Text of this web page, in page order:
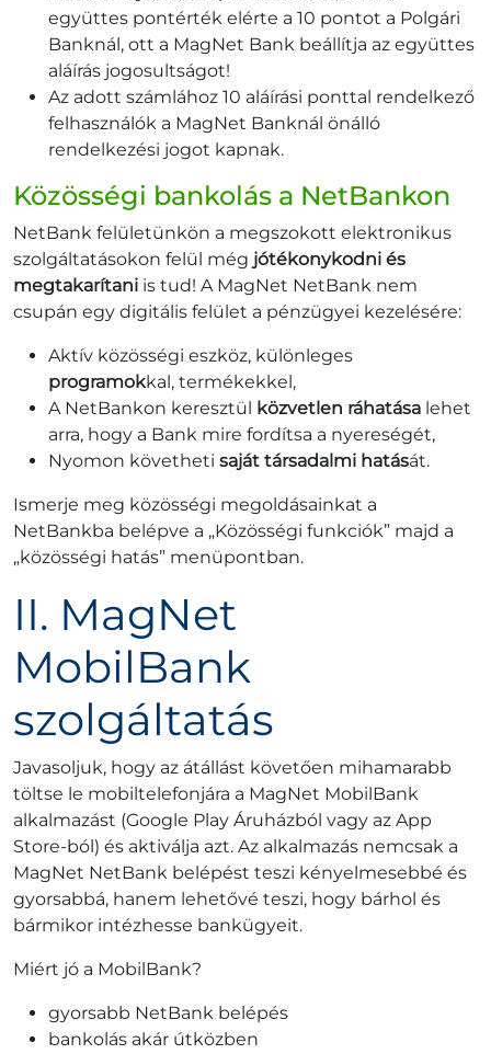
együttes pontérték elérte a 10 pontot a Polgári
Banknál, ott a MagNet Bank beállítja az együttes
aláírás jogosultságot!
Az adott számlához 10 aláírási ponttal rendelkező
felhasználók a MagNet Banknál önálló
rendelkezési jogot kapnak.
Közösségi bankolás a NetBankon
NetBank felületünkön a megszokott elektronikus
szolgáltatásokon felül még jótékonykodni és
megtakarítani is tud! A MagNet NetBank nem
csupán egy digitális felület a pénzügyei kezelésére:
Aktív közösségi eszköz, különleges
programokkal, termékekkel,
A NetBankon keresztül közvetlen ráhatása lehet
arra, hogy a Bank mire fordítsa a nyereségét,
Nyomon követheti saját társadalmi hatását.
Ismerje meg közösségi megoldásainkat a
NetBankba belépve a „Közösségi funkciók” majd a
„közösségi hatás” menüpontban.
II. MagNet
MobilBank
szolgáltatás
Javasoljuk, hogy az átállást követően mihamarabb
töltse le mobiltelefonjára a MagNet MobilBank
alkalmazást (Google Play Áruházból vagy az App
Store-ból) és aktiválja azt. Az alkalmazás nemcsak a
MagNet NetBank belépést teszi kényelmesebbé és
gyorsabbá, hanem lehetővé teszi, hogy bárhol és
bármikor intézhesse bankügyeit.
Miért jó a MobilBank?
gyorsabb NetBank belépés
bankolás akár útközben